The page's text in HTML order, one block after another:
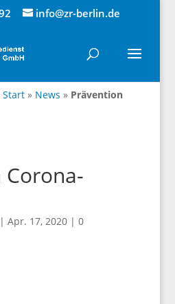
info@zr-berlin.de
Start» News » Prävention
Apr. 17, 2020| 0